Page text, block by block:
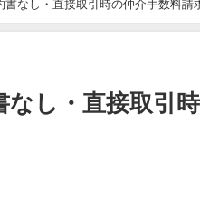
書なし・直接取引時の仲介手数料
なし・直接取引